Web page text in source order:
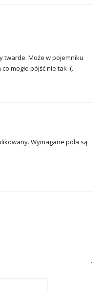
twarde. Może w pojemniku
mogło pójść nie tak :(.
Wymagane pola są